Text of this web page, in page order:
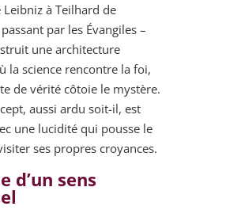
Leibniz à Teilhard de
par les Évangiles –
une architecture
la science rencontre la foi,
de vérité côtoie le mystère.
aussi ardu soit-il, est
une lucidité qui pousse le
ses propres croyances.
d’un sens